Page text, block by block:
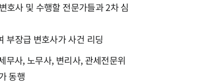
호사 및 수행할 전문가들과 2차 심
부장급 변호사가 사건 리딩
무사, 노무사, 변리사, 관세전문위
동행